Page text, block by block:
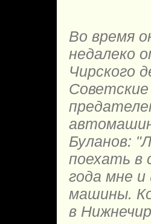
Во время
недалеко
Чирского
Буланов:
поехать в
года мне
машины.
в